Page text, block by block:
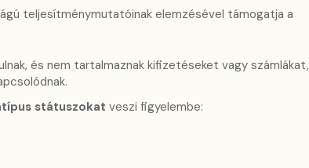
teljesítménymutatóinak elemzésével támogatja a
és nem tartalmaznak kifizetéseket vagy számlákat,
státuszokat veszi figyelembe: